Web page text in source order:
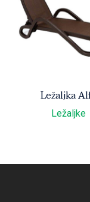
Ležaljka
Ležaljke